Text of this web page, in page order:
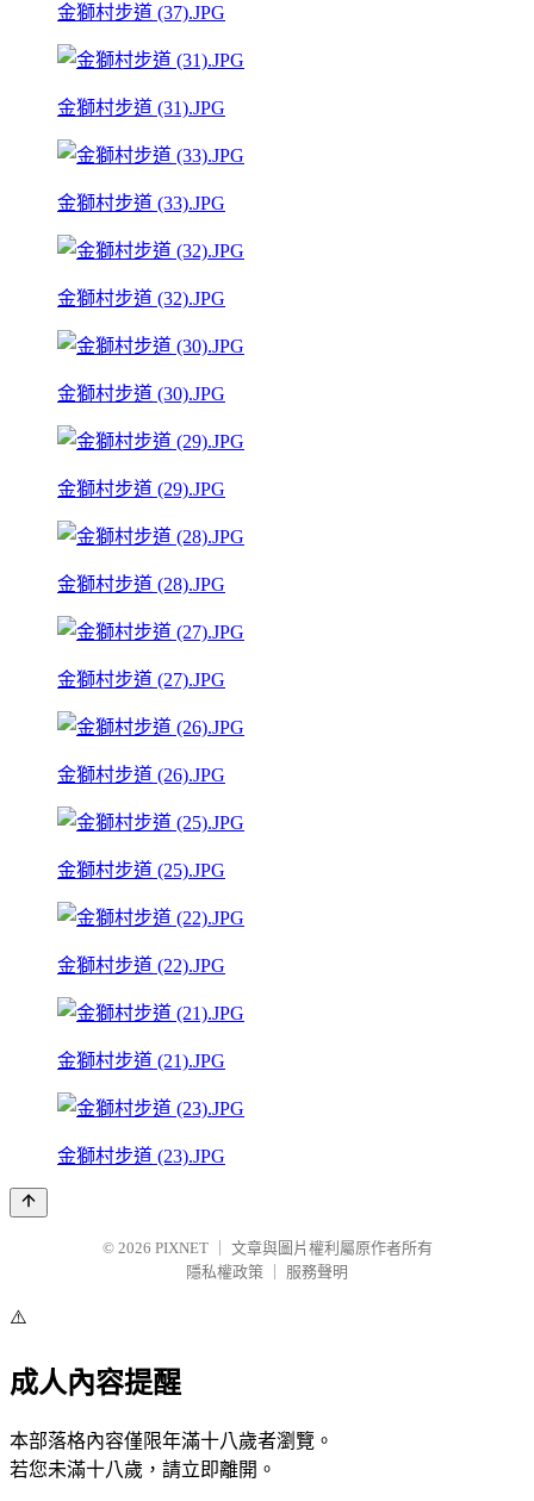
金獅村步道 (37).JPG
金獅村步道 (31).JPG
金獅村步道 (33).JPG
金獅村步道 (32).JPG
金獅村步道 (30).JPG
金獅村步道 (29).JPG
金獅村步道 (28).JPG
金獅村步道 (27).JPG
金獅村步道 (26).JPG
金獅村步道 (25).JPG
金獅村步道 (22).JPG
金獅村步道 (21).JPG
金獅村步道 (23).JPG
© 2026 PIXNET
文章與圖片權利屬原作者所有
隱私權政策
服務聲明
⚠️
成人內容提醒
本部落格內容僅限年滿十八歲者瀏覽。
若您未滿十八歲，請立即離開。